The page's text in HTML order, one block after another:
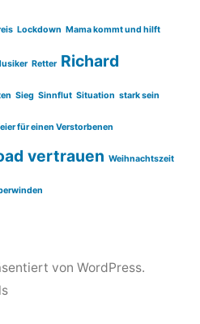
Lockdown Mama kommt und hilft
Retter Richard
Sieg Sinnflut Situation stark sein
für einen Verstorbenen
vertrauen Weihnachtszeit
von WordPress.